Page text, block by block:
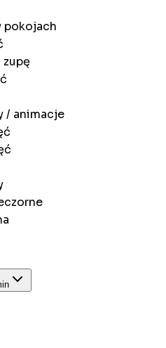
pokojach
zupę
/ animacje